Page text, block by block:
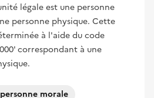
légale est une personne
personne physique. Cette
à l'aide du code
correspondant à une
morale